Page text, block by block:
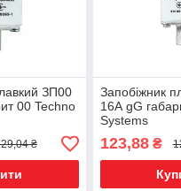
ЗП00
00 Techno
₴
Запобіжник
16А gG
Systems
123,88₴